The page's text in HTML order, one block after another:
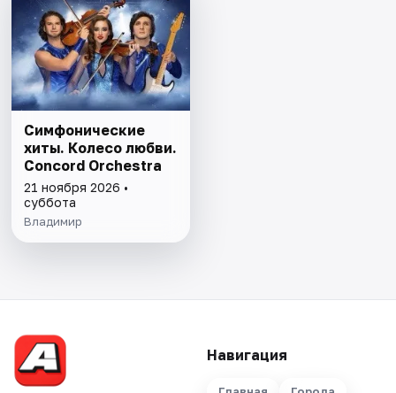
Симфонические
хиты. Колесо любви.
Concord Orchestra
21 ноября 2026 •
суббота
Владимир
Навигация